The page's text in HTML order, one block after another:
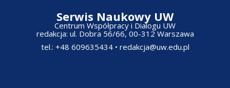
Serwis Naukowy UW
Centrum Współpracy i Dialogu UW
redakcja: ul. Dobra 56/66, 00-312 Warszawa​
tel.: +48 609635434 • redakcja@uw.edu.pl